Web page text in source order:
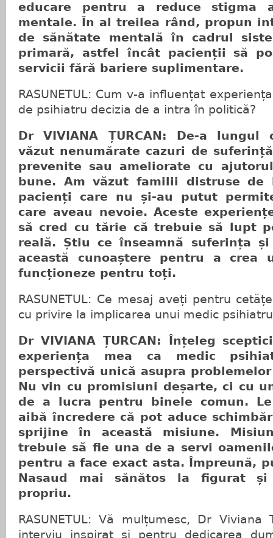
educare pentru a reduce stigma
mentale. În al treilea rând, propun
de sănătate mentală în cadrul
primară, astfel încât pacienții să
servicii fără bariere suplimentare.
RASUNETUL: Cum v-a influențat
de psihiatru decizia de a intra în politică?
Dr VIVIANA ȚURCAN: De-a
văzut nenumărate cazuri de
prevenite sau ameliorate cu
bune. Am văzut familii distruse
pacienți care nu și-au putut
care aveau nevoie. Aceste
să cred cu tărie că trebuie să lupt
reală. Știu ce înseamnă suferința și
această cunoaștere pentru a crea
funcționeze pentru toți.
RASUNETUL: Ce mesaj aveți pentru
cu privire la implicarea unui medic
Dr VIVIANA ȚURCAN: Înțeleg
experiența mea ca medic
perspectivă unică asupra
Nu vin cu promisiuni deșarte, ci cu
de a lucra pentru binele comun.
aibă încredere că pot aduce
sprijine în această misiune.
trebuie să fie una de a servi
pentru a face exact asta. Împreună,
Nasaud mai sănătos la figurat
propriu.
RASUNETUL: Vă mulțumesc, Dr Viviana
interviu inspirat și pentru dedicarea